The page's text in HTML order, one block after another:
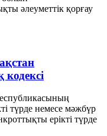
әлеуметтік қорғау
кодексi
түрде немесе мәжбүр
ерiктi түрде